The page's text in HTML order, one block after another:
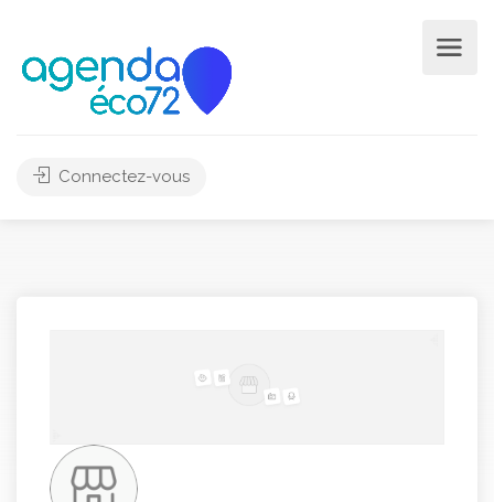
Connectez-vous